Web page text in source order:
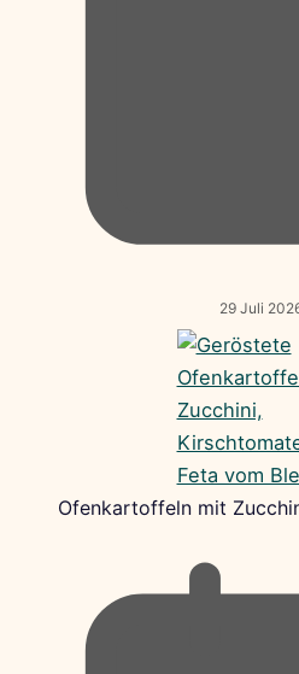
29 Juli
Ofenkartoffeln mit